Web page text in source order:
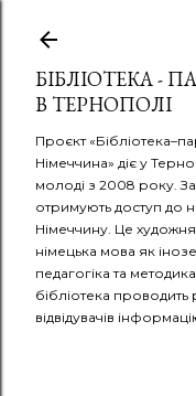
БІБЛІОТЕКА -
В ТЕРНОПОЛІ
Проєкт
Німеччина» діє у
молоді з 2008 року.
отримують доступ до
Німеччину. Це
німецька мова як
педагогіка та
бібліотека проводить
відвідувачів